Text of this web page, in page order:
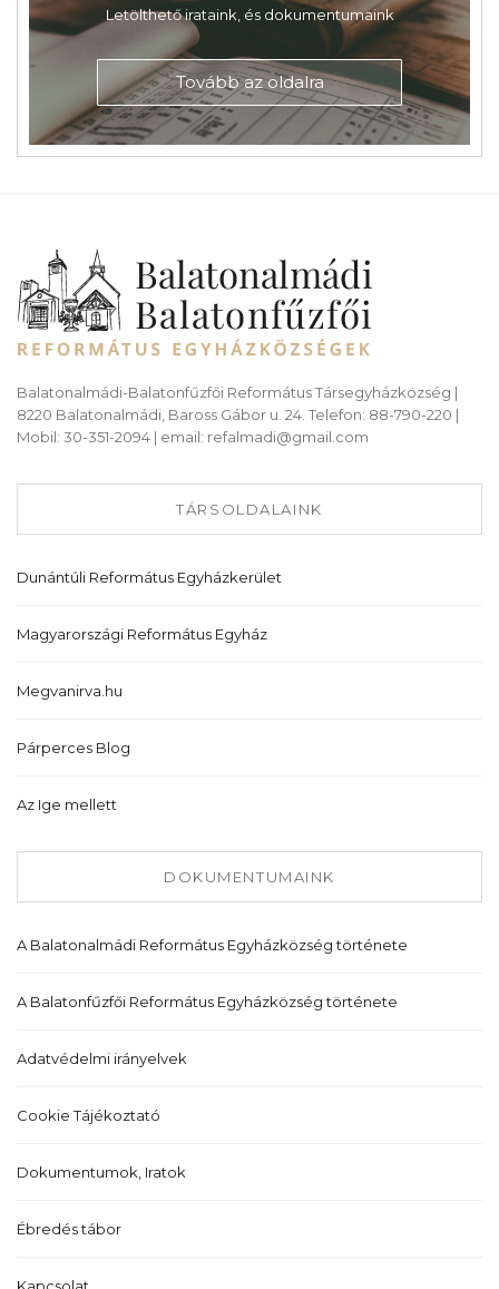
Letölthető irataink, és dokumentumaink
Tovább az oldalra
Balatonalmádi-Balatonfűzfői Református Társegyházközség |
8220 Balatonalmádi, Baross Gábor u. 24. Telefon: 88-790-220 |
Mobil: 30-351-2094 | email: refalmadi@gmail.com
TÁRSOLDALAINK
Dunántúli Református Egyházkerület
Magyarországi Református Egyház
Megvanirva.hu
Párperces Blog
Az Ige mellett
DOKUMENTUMAINK
A Balatonalmádi Református Egyházközség története
A Balatonfűzfői Református Egyházközség története
Adatvédelmi irányelvek
Cookie Tájékoztató
Dokumentumok, Iratok
Ébredés tábor